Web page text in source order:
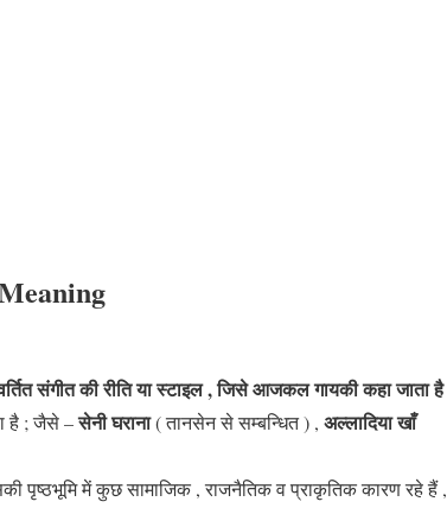
Meaning
संगीत की रीति या स्टाइल , जिसे आजकल गायकी कहा जाता है
है ; जैसे –सेनी घराना( तानसेन से सम्बन्धित ) , अल्लादिया खाँ
पृष्ठभूमि में कुछ सामाजिक , राजनैतिक व प्राकृतिक कारण रहे हैं ,